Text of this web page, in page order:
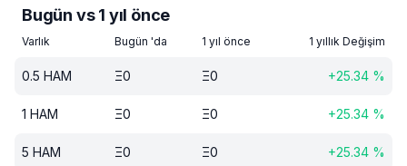
Bugün vs 1 yıl önce
Varlık Bugün 'da 1 yıl önce 1 yıllık Değişim
0.5 HAM Ξ0 Ξ0 +25.34 %
1 HAM Ξ0 Ξ0 +25.34 %
5 HAM Ξ0 Ξ0 +25.34 %